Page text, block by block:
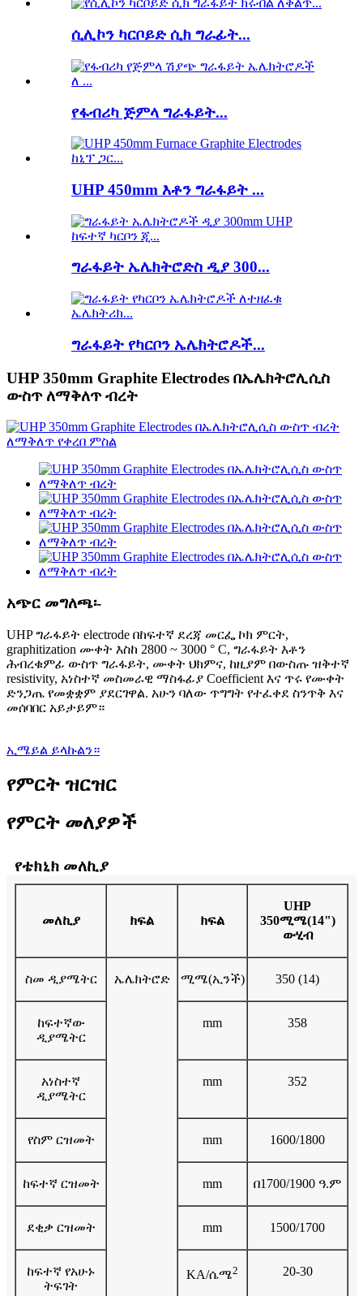
ሲሊኮን ካርቦይድ ሲክ ግራፊት...
የፋብሪካ ጅምላ ግራፋይት...
UHP 450mm እቶን ግራፋይት ...
ግራፋይት ኤሌክትሮድስ ዲያ 300...
ግራፋይት የካርቦን ኤሌክትሮዶች...
UHP 350mm Graphite Electrodes በኤሌክትሮሊሲስ
ውስጥ ለማቅለጥ ብረት
አጭር መግለጫ፡-
UHP ግራፋይት electrode በከፍተኛ ደረጃ መርፌ ኮክ ምርት,
graphitization ሙቀት እስከ 2800 ~ 3000 ° C, ግራፋይት እቶን
ሕብረቁምፊ ውስጥ ግራፋይት, ሙቀት ህክምና, ከዚያም በውስጡ ዝቅተኛ
resistivity, አነስተኛ መስመራዊ ማስፋፊያ Coefficient እና ጥሩ የሙቀት
ድንጋጤ የመቋቋም ያደርገዋል. አሁን ባለው ጥግግት የተፈቀደ ስንጥቅ እና
መሰባበር አይታይም።
ኢሜይል ይላኩልን።
የምርት ዝርዝር
የምርት መለያዎች
የቴክኒክ መለኪያ
መለኪያ ክፍል ክፍል
UHP
350ሚሜ(14")
ውሂብ
ስመ ዲያሜትር ኤሌክትሮድ ሚሜ(ኢንች) 350 (14)
ከፍተኛው
ዲያሜትር
mm 358
አነስተኛ
ዲያሜትር
mm 352
የስም ርዝመት mm 1600/1800
ከፍተኛ ርዝመት mm በ1700/1900 ዓ.ም
ደቂቃ ርዝመት mm 1500/1700
ከፍተኛ የአሁኑ
ትፍገት
KA/ሴሜ2 20-30